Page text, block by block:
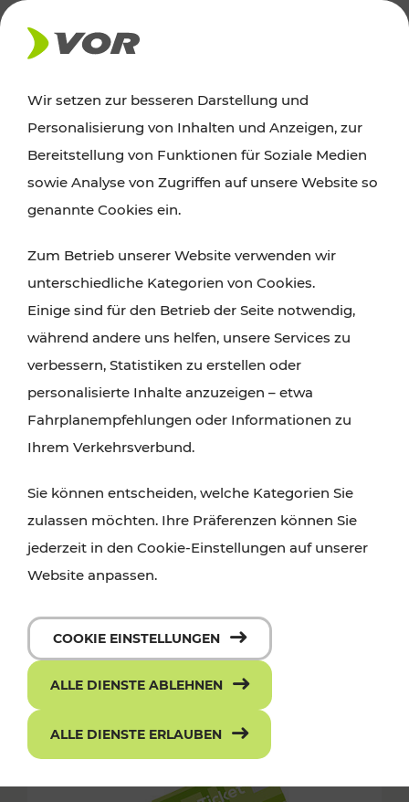
AKTUELLES
News
Alle wichtigen Meldungen zu Fahrplanänderungen,
finden Sie hier im Überblick.
Wir setzen zur besseren Darstellung und
Personalisierung von Inhalten und Anzeigen, zur
Bereitstellung von Funktionen für Soziale Medien
sowie Analyse von Zugriffen auf unsere Website so
genannte Cookies ein.
Zum Betrieb unserer Website verwenden wir
unterschiedliche Kategorien von Cookies.
Einige sind für den Betrieb der Seite notwendig,
während andere uns helfen, unsere Services zu
verbessern, Statistiken zu erstellen oder
personalisierte Inhalte anzuzeigen – etwa
Fahrplanempfehlungen oder Informationen zu
Ihrem Verkehrsverbund.
Sie können entscheiden, welche Kategorien Sie
zulassen möchten. Ihre Präferenzen können Sie
jederzeit in den Cookie-Einstellungen auf unserer
Website anpassen.
COOKIE EINSTELLUNGEN
ALLE DIENSTE ABLEHNEN
ALLE DIENSTE ERLAUBEN